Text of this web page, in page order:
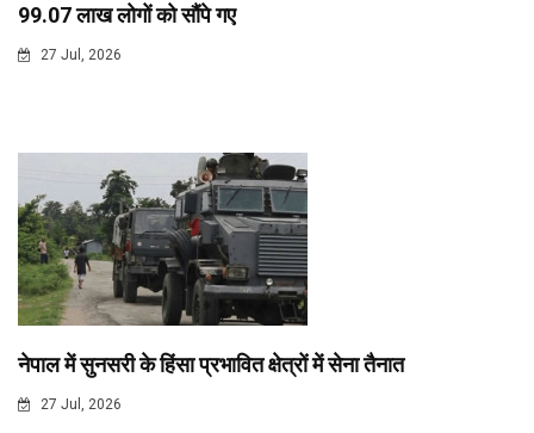
99.07 लाख लोगों को सौंपे गए
27 Jul, 2026
नेपाल में सुनसरी के हिंसा प्रभावित क्षेत्रों में सेना तैनात
27 Jul, 2026